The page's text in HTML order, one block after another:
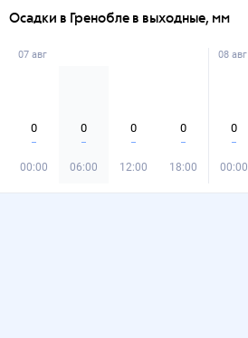
Осадки в Гренобле в выходные, мм
07 авг
0
00:00
0
06:00
0
12:00
0
18:00
08 авг
0
00:00